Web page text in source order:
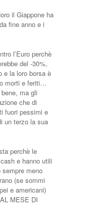
il Giappone ha
fine anno e i
l’Euro perchè
del -30%,
e la loro borsa è
morti e feriti…
bene, ma gli
che di
fuori pessimi e
un terzo la sua
perchè le
e hanno utili
meno
(se sommi
e americani)
MESE DI